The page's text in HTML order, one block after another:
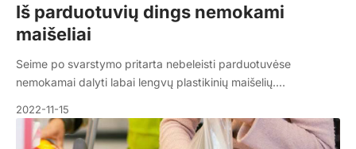
Iš parduotuvių dings nemokami
maišeliai
Seime po svarstymo pritarta nebeleisti parduotuvėse
nemokamai dalyti labai lengvų plastikinių maišelių.…
2022-11-15